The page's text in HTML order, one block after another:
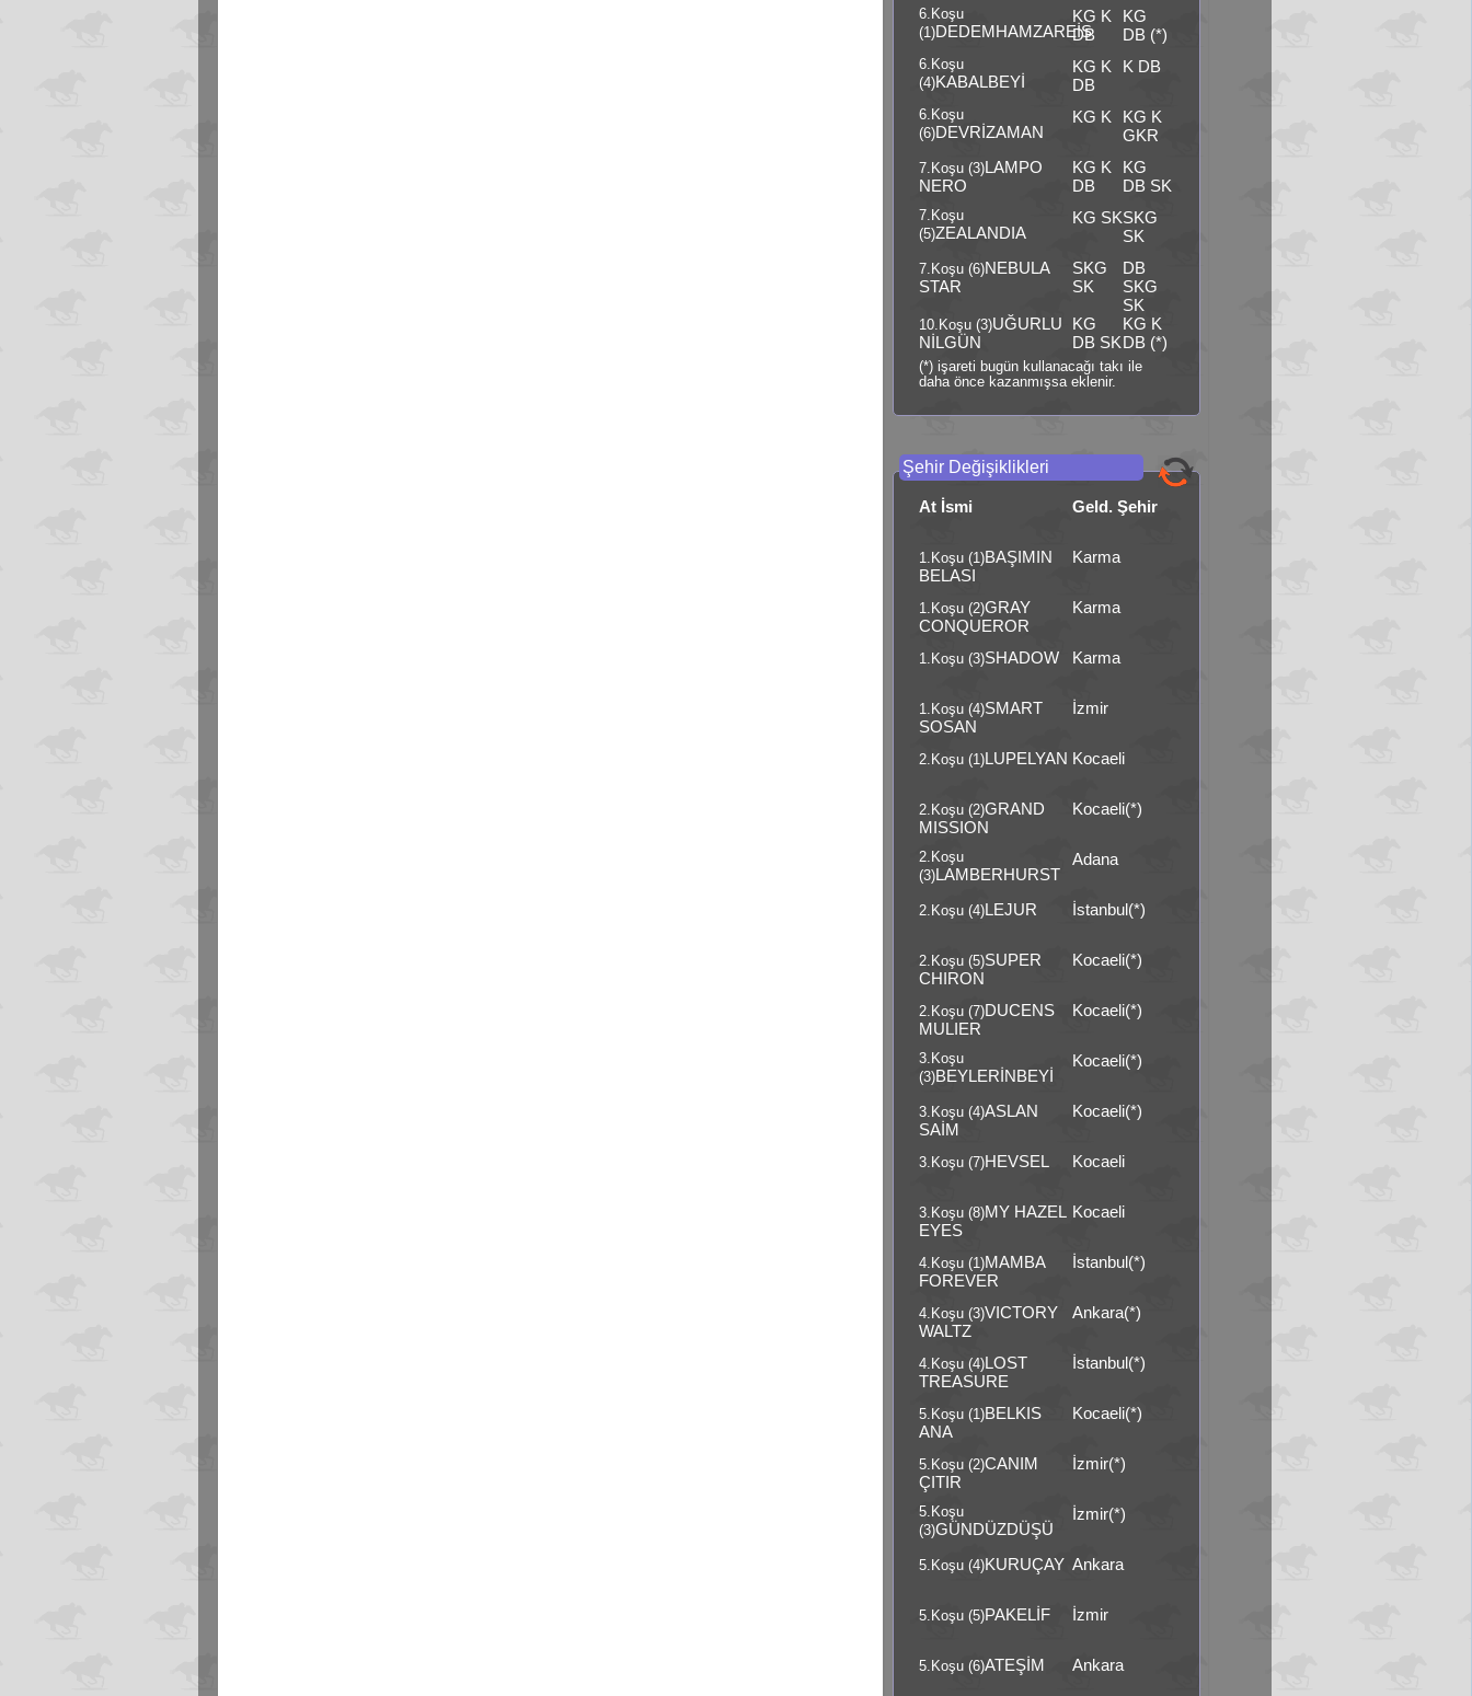
6.Koşu
(1)DEDEMHAMZAREİS
KG K
DB
KG
DB (*)
6.Koşu
(4)KABALBEYİ
KG K
DB
K DB
6.Koşu
(6)DEVRİZAMAN
KG K
KG K
GKR
7.Koşu (3)LAMPO
NERO
KG K
DB
KG
DB SK
7.Koşu
(5)ZEALANDIA
KG SKSKG
SK
7.Koşu (6)NEBULA
STAR
SKG
SK
DB
SKG
SK
10.Koşu (3)UĞURLU
NİLGÜN
KG
DB SK
KG K
DB (*)
(*) işareti bugün kullanacağı takı ile
daha önce kazanmışsa eklenir.
Şehir Değişiklikleri
At İsmi Geld. Şehir
1.Koşu (1)BAŞIMIN
BELASI
Karma
1.Koşu (2)GRAY
CONQUEROR
Karma
1.Koşu (3)SHADOW Karma
1.Koşu (4)SMART
SOSAN
İzmir
2.Koşu (1)LUPELYAN Kocaeli
2.Koşu (2)GRAND
MISSION
Kocaeli(*)
2.Koşu
(3)LAMBERHURST
Adana
2.Koşu (4)LEJUR İstanbul(*)
2.Koşu (5)SUPER
CHIRON
Kocaeli(*)
2.Koşu (7)DUCENS
MULIER
Kocaeli(*)
3.Koşu
(3)BEYLERİNBEYİ
Kocaeli(*)
3.Koşu (4)ASLAN
SAİM
Kocaeli(*)
3.Koşu (7)HEVSEL Kocaeli
3.Koşu (8)MY HAZEL
EYES
Kocaeli
4.Koşu (1)MAMBA
FOREVER
İstanbul(*)
4.Koşu (3)VICTORY
WALTZ
Ankara(*)
4.Koşu (4)LOST
TREASURE
İstanbul(*)
5.Koşu (1)BELKIS
ANA
Kocaeli(*)
5.Koşu (2)CANIM
ÇITIR
İzmir(*)
5.Koşu
(3)GÜNDÜZDÜŞÜ
İzmir(*)
5.Koşu (4)KURUÇAY Ankara
5.Koşu (5)PAKELİF İzmir
5.Koşu (6)ATEŞİM Ankara